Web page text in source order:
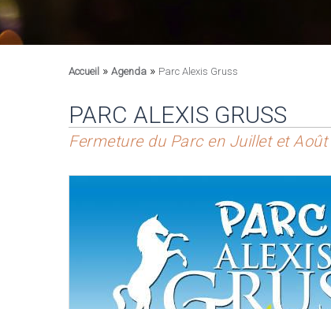
Accueil » Agenda » Parc Alexis Gruss
PARC ALEXIS GRUSS
Fermeture du Parc en Juillet et Août